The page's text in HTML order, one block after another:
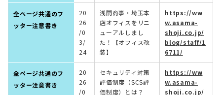
全ページ共通のフ
ッター注意書き
20
26
/0
3/
24
浅間商事・埼玉本
店オフィスをリニ
ューアルしまし
た！【オフィス改
装】
https://ww
w.asama-
shoji.co.jp/
blog/staff/1
6711/
全ページ共通のフ
ッター注意書き
20
26
/0
セキュリティ対策
評価制度（SCS評
価制度）とは？
https://ww
w.asama-
shoji.co.jp/